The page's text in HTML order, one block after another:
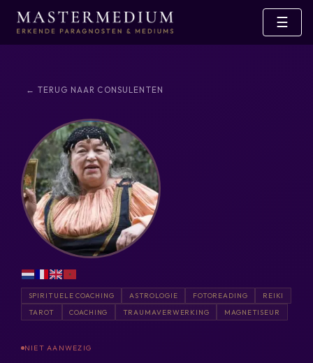
☰
← TERUG NAAR CONSULENTEN
SPIRITUELE COACHING ASTROLOGIE FOTOREADING
REIKI
TAROT
COACHING TRAUMAVERWERKING MAGNETISEUR